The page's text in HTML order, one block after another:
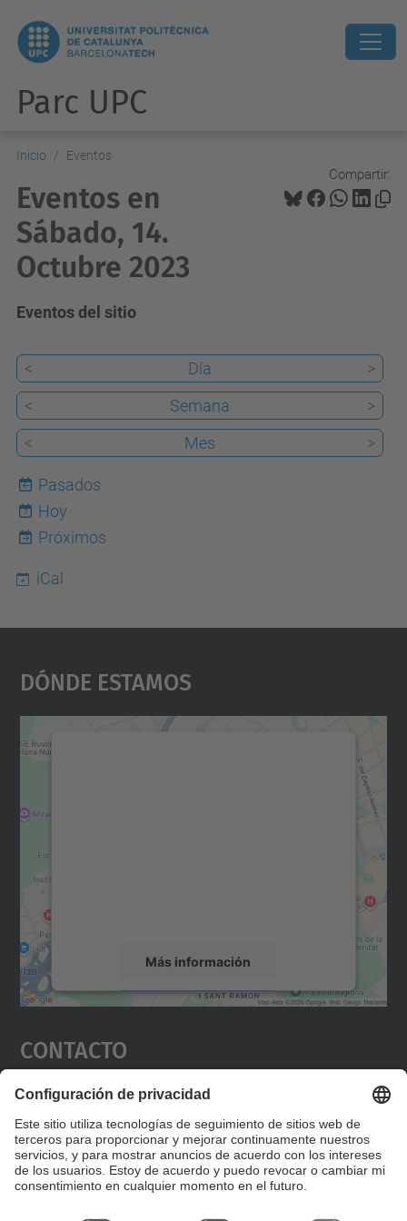
Parc UPC
Inicio Eventos
Compartir:
Eventos en
Sábado, 14.
Octubre 2023
Eventos del sitio
< Día
>
<
Semana
>
<
Mes >
Pasados
7
Hoy
Próximos
iCal
Dónde Estamos
Más información
Aceptar
powered by
Contacto
Editad en la página "Contacto personalizado", que
encontraréis en la raíz de español, vuestros datos
personalizados de contacto.
Formulario de contacto